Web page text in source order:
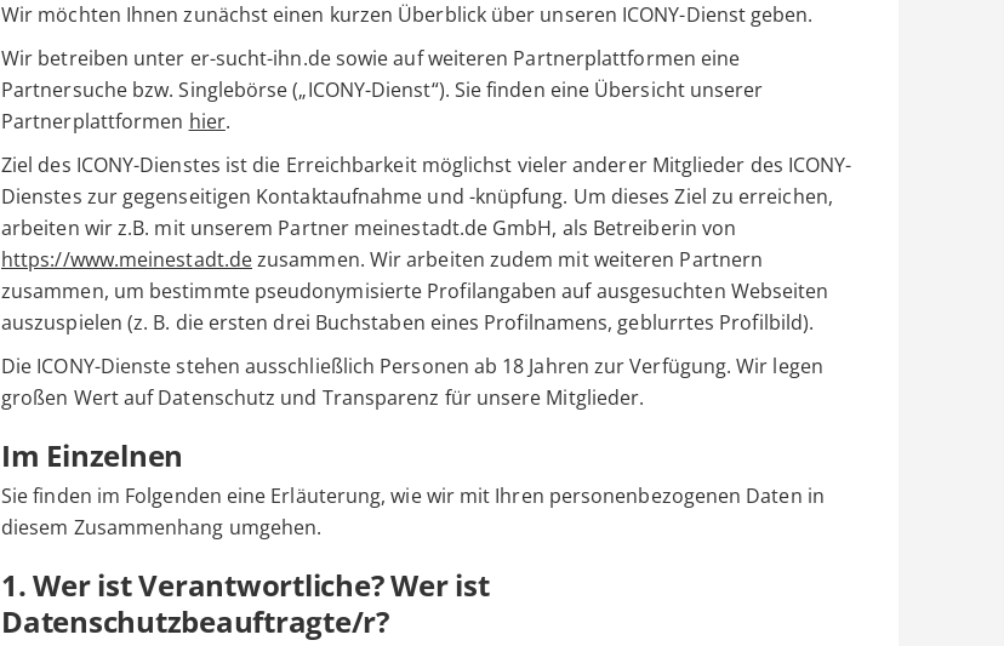
Wir möchten Ihnen zunächst einen kurzen Überblick über unseren ICONY-Dienst geben.
Wir betreiben unter er-sucht-ihn.de sowie auf weiteren Partnerplattformen eine
Partnersuche bzw. Singlebörse („ICONY-Dienst“). Sie finden eine Übersicht unserer
Partnerplattformen hier.
Ziel des ICONY-Dienstes ist die Erreichbarkeit möglichst vieler anderer Mitglieder des ICONY-
Dienstes zur gegenseitigen Kontaktaufnahme und -knüpfung. Um dieses Ziel zu erreichen,
arbeiten wir z.B. mit unserem Partner meinestadt.de GmbH, als Betreiberin von
https://www.meinestadt.dezusammen. Wir arbeiten zudem mit weiteren Partnern
zusammen, um bestimmte pseudonymisierte Profilangaben auf ausgesuchten Webseiten
auszuspielen (z. B. die ersten drei Buchstaben eines Profilnamens, geblurrtes Profilbild).
Die ICONY-Dienste stehen ausschließlich Personen ab 18 Jahren zur Verfügung. Wir legen
großen Wert auf Datenschutz und Transparenz für unsere Mitglieder.
Im Einzelnen
Sie finden im Folgenden eine Erläuterung, wie wir mit Ihren personenbezogenen Daten in
diesem Zusammenhang umgehen.
1. Wer ist Verantwortliche? Wer ist
Datenschutzbeauftragte/r?